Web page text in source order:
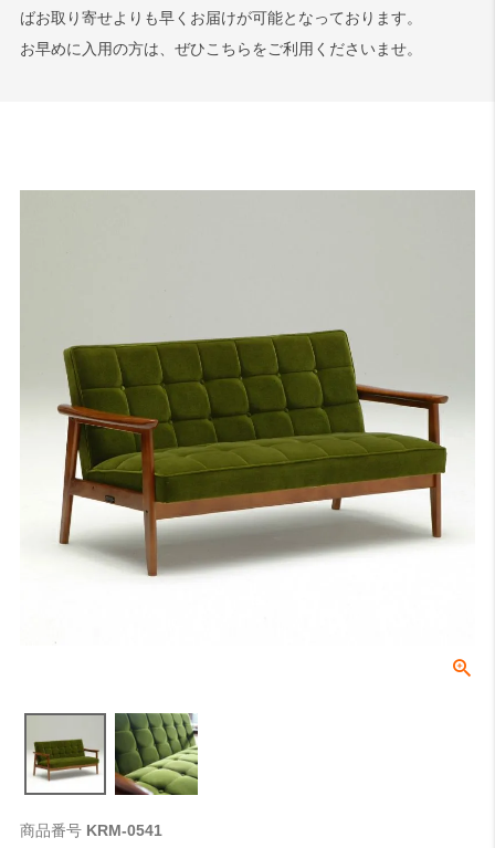
ばお取り寄せよりも早くお届けが可能となっております。
お早めに入用の方は、ぜひこちらをご利用くださいませ。
商品番号 KRM-0541